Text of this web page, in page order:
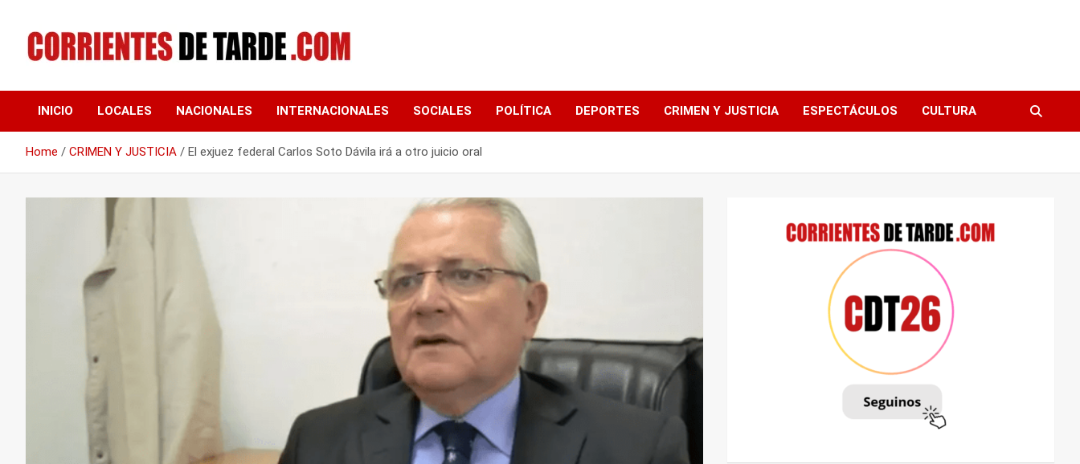
content
CORRIENTES DE
TARDE
INICIO LOCALES NACIONALES INTERNACIONALES SOCIALES POLÍTICA DEPORTES CRIMEN Y JUSTICIA ESPECTÁCULOS CULTURA
Home CRIMEN Y JUSTICIA El exjuez federal Carlos Soto Dávila irá a otro juicio oral